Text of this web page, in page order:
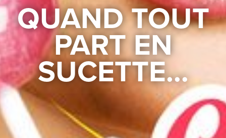
QUAND TOUT
PART EN
SUCETTE…